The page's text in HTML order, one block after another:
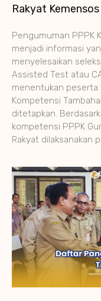
Rakyat Kemensos
Pengumuman PPPK
menjadi informasi
menyelesaikan
Assisted Test atau
menentukan peserta
Kompetensi
ditetapkan.
kompetensi PPPK
Rakyat dilaksanakan